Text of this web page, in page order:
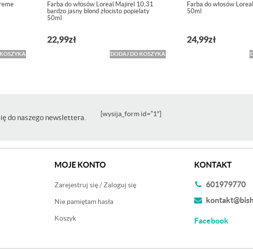
Farba do włosów Loreal Majirel 10,31
bardzo jasny blond złocisto popielaty
50ml
22,99zł
DODAJ DO KOSZYKA
Farba do włosów
50ml
24,99zł
do naszego newslettera. [wysija_form id=”1″]
MOJE KONTO
Zarejestruj się / Zaloguj się
Nie pamiętam hasła
Koszyk
KONTAKT
601979770
Facebook